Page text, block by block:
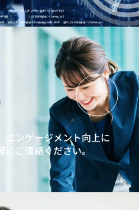
エンゲージメント向上に
ご連絡ください。